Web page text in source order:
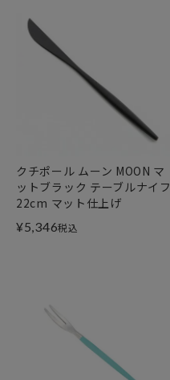
クチポール ムーン MOON マ
ットブラック テーブルナイフ
22cm マット仕上げ
¥5,346税込